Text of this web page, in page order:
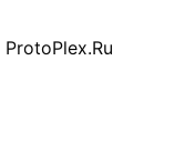
ProtoPlex.Ru